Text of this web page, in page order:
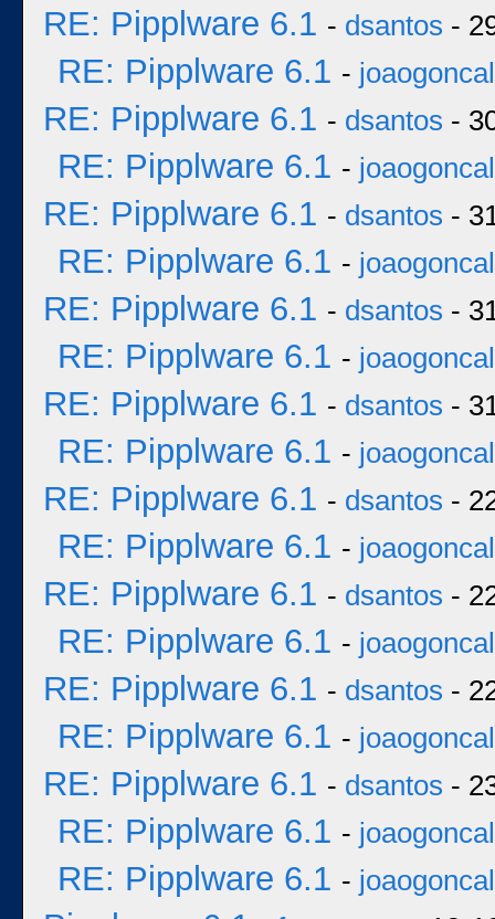
RE: Pipplware 6.1 - dsantos -
RE: Pipplware 6.1 -
RE: Pipplware 6.1 - dsantos -
RE: Pipplware 6.1 -
RE: Pipplware 6.1 - dsantos -
RE: Pipplware 6.1 -
RE: Pipplware 6.1 - dsantos -
RE: Pipplware 6.1 -
RE: Pipplware 6.1 - dsantos -
RE: Pipplware 6.1 -
RE: Pipplware 6.1 - dsantos -
RE: Pipplware 6.1 -
RE: Pipplware 6.1 - dsantos -
RE: Pipplware 6.1 -
RE: Pipplware 6.1 - dsantos -
RE: Pipplware 6.1 -
RE: Pipplware 6.1 - dsantos -
RE: Pipplware 6.1 -
RE: Pipplware 6.1 -